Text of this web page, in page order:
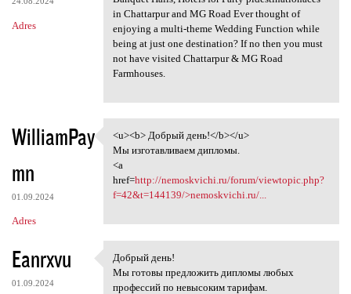
Adres
in Chattarpur and MG Road Ever thought of
enjoying a multi-theme Wedding Function while
being at just one destination? If no then you must
not have visited Chattarpur & MG Road
Farmhouses.
WilliamPay
mn
01.09.2024
Adres
<u><b> Добрый день!</b></u>
<u><b> Добрый день!</b></u>
Мы изготавливаем дипломы.
<a
href=http://nemoskvichi.ru/forum/viewtopic.php?
f=42&t=144139/>nemoskvichi.ru/...
Eanrxvu
01.09.2024
Добрый день!
Добрый день!
Мы готовы предложить дипломы любых
профессий по невысоким тарифам.